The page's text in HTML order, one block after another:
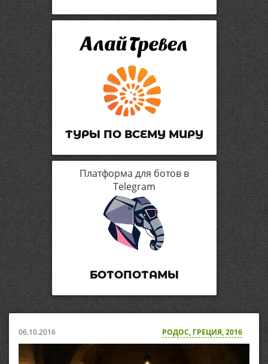
ТУРЫ ПО ВСЕМУ МИРУ
Платформа для ботов в
Telegram
БОТОПОТАМЫ
06.10.2016 РОДОС, ГРЕЦИЯ, 2016